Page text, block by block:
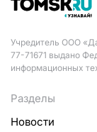
Учредитель ООО
77-71671 выдано
информационных
Разделы
Новости